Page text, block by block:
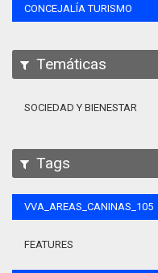
CONCEJALÍA TURISMO
Temáticas
SOCIEDAD Y BIENESTAR
Tags
VVA_AREAS_CANINAS_105
FEATURES